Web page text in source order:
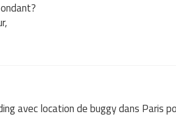
avec location de buggy dans Paris